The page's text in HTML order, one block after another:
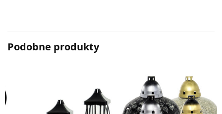
Podobne produkty